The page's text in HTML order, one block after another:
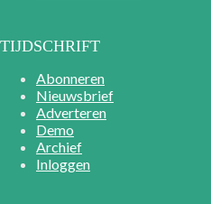
TIJDSCHRIFT
Abonneren
Nieuwsbrief
Adverteren
Demo
Archief
Inloggen